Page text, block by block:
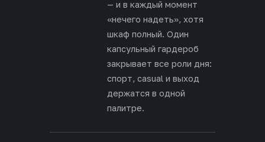
— и в каждый момент
«нечего надеть», хотя
шкаф полный. Один
капсульный гардероб
закрывает все роли дня:
спорт, casual и выход
держатся в одной
палитре.